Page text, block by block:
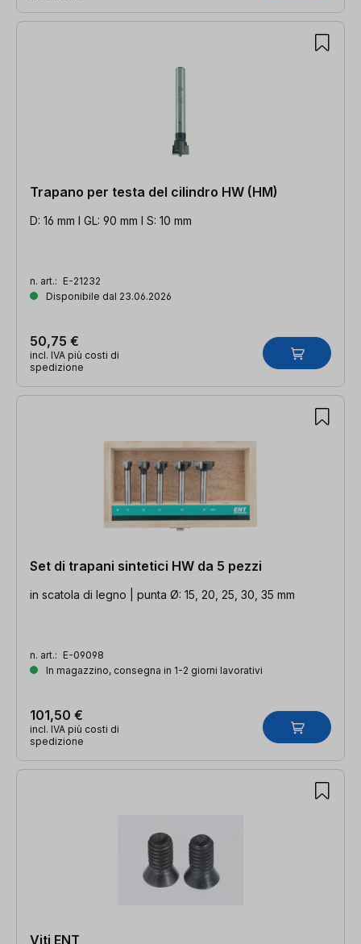
Trapano per testa del cilindro HW (HM)
D: 16 mm l GL: 90 mm l S: 10 mm
n. art.: E-21232
Disponibile dal 23.06.2026
50,75 €
incl. IVA più costi di
spedizione
Set di trapani sintetici HW da 5 pezzi
in scatola di legno | punta Ø: 15, 20, 25, 30, 35 mm
n. art.: E-09098
In magazzino, consegna in 1-2 giorni lavorativi
101,50 €
incl. IVA più costi di
spedizione
Viti ENT